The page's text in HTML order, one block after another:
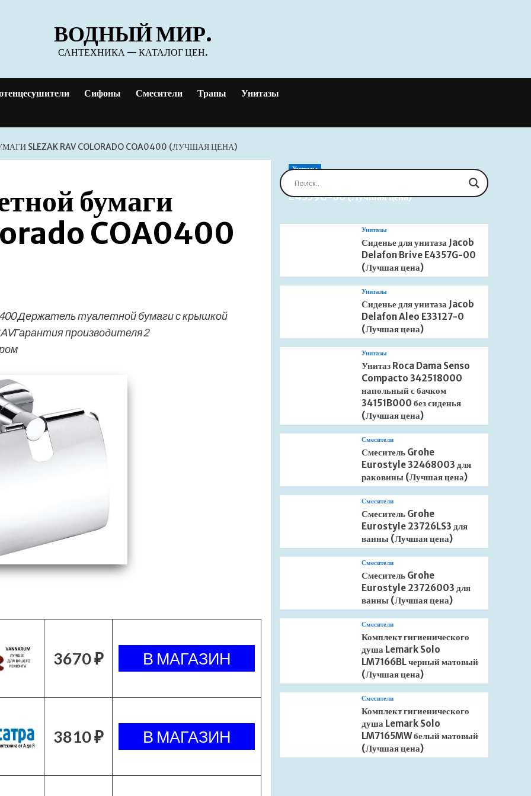
ВОДНЫЙ МИР.
САНТЕХНИКА — КАТАЛОГ ЦЕН.
Сифоны Смесители Трапы Унитазы
SLEZAK RAV COLORADO COA0400 (ЛУЧШАЯ ЦЕНА)
бумаги
COA0400
Держатель туалетной бумаги с крышкой
производителя2
3670 ₽
3810 ₽
Унитазы
Сиденье для унитаза Jacob Delafon Brive
E4359G-00 (Лучшая цена)
Унитазы
Сиденье для унитаза Jacob
Delafon Brive E4357G-00
(Лучшая цена)
Унитазы
Сиденье для унитаза Jacob
Delafon Aleo E33127-0
(Лучшая цена)
Унитазы
Унитаз Roca Dama Senso
Compacto 342518000
напольный с бачком
34151B000 без сиденья
(Лучшая цена)
Смесители
Смеситель Grohe
Eurostyle 32468003 для
раковины (Лучшая цена)
Смесители
Смеситель Grohe
Eurostyle 23726LS3 для
ванны (Лучшая цена)
Смесители
Смеситель Grohe
Eurostyle 23726003 для
ванны (Лучшая цена)
Смесители
Комплект гигиенического
душа Lemark Solo
LM7166BL черный матовый
(Лучшая цена)
Смесители
Комплект гигиенического
душа Lemark Solo
LM7165MW белый матовый
(Лучшая цена)